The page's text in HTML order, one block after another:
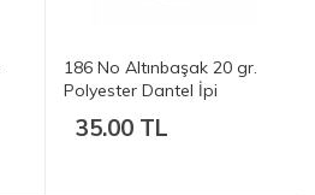
186 No Altınbaşak 20 gr.
Polyester Dantel İpi
35.00 TL